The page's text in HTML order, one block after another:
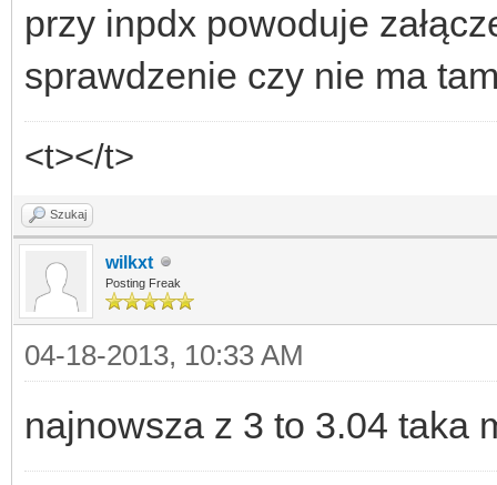
przy inpdx powoduje
sprawdzenie czy nie ma
<t></t>
Szukaj
wilkxt
Posting Freak
04-18-2013, 10:33 AM
najnowsza z 3 to 3.04 taka